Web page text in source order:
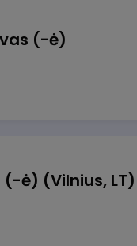
(-ė)
ė) (Vilnius, LT)